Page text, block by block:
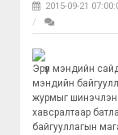
2015-09-21
Эрүүл мэндийн
мэндийн
журмыг шинэчлэн
хавсралтаар
байгууллагын